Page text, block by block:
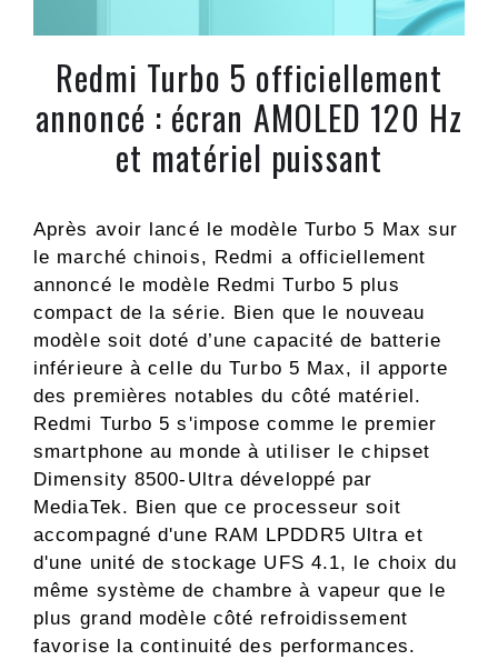
Redmi Turbo 5 officiellement
annoncé : écran AMOLED 120 Hz
et matériel puissant
Après avoir lancé le modèle Turbo 5 Max sur
le marché chinois, Redmi a officiellement
annoncé le modèle Redmi Turbo 5 plus
compact de la série. Bien que le nouveau
modèle soit doté d’une capacité de batterie
inférieure à celle du Turbo 5 Max, il apporte
des premières notables du côté matériel.
Redmi Turbo 5 s'impose comme le premier
smartphone au monde à utiliser le chipset
Dimensity 8500-Ultra développé par
MediaTek. Bien que ce processeur soit
accompagné d'une RAM LPDDR5 Ultra et
d'une unité de stockage UFS 4.1, le choix du
même système de chambre à vapeur que le
plus grand modèle côté refroidissement
favorise la continuité des performances.